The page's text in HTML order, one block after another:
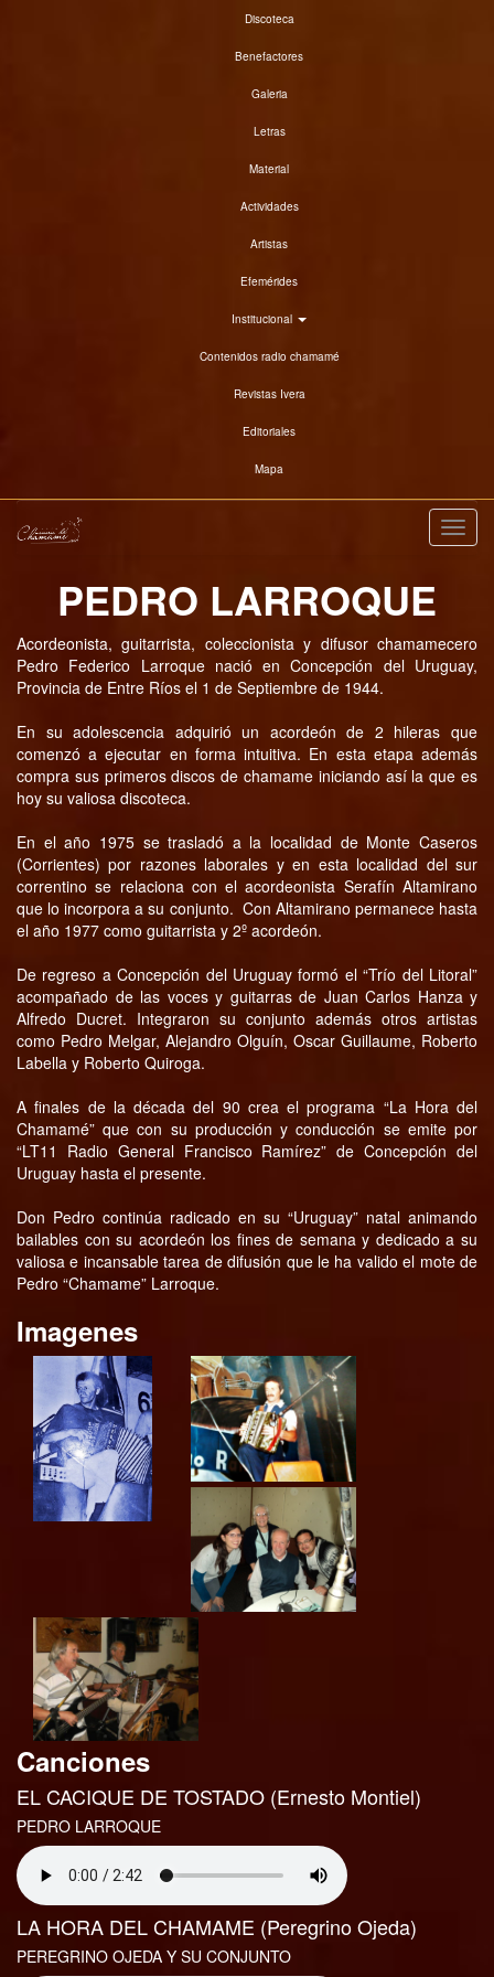
Discoteca
Benefactores
Galeria
Letras
Material
Actividades
Artistas
Efemérides
Institucional
Contenidos radio chamamé
Revistas Ivera
Editoriales
Mapa
PEDRO LARROQUE
Acordeonista, guitarrista, coleccionista y difusor chamamecero
Pedro Federico Larroque nació en Concepción del Uruguay,
Provincia de Entre Ríos el 1 de Septiembre de 1944.
En su adolescencia adquirió un acordeón de 2 hileras que
comenzó a ejecutar en forma intuitiva. En esta etapa además
compra sus primeros discos de chamame iniciando así la que es
hoy su valiosa discoteca.
En el año 1975 se trasladó a la localidad de Monte Caseros
(Corrientes) por razones laborales y en esta localidad del sur
correntino se relaciona con el acordeonista Serafín Altamirano
que lo incorpora a su conjunto. Con Altamirano permanece hasta
el año 1977 como guitarrista y 2º acordeón.
De regreso a Concepción del Uruguay formó el “Trío del Litoral”
acompañado de las voces y guitarras de Juan Carlos Hanza y
Alfredo Ducret. Integraron su conjunto además otros artistas
como Pedro Melgar, Alejandro Olguín, Oscar Guillaume, Roberto
Labella y Roberto Quiroga.
A finales de la década del 90 crea el programa “La Hora del
Chamamé” que con su producción y conducción se emite por
“LT11 Radio General Francisco Ramírez” de Concepción del
Uruguay hasta el presente.
Don Pedro continúa radicado en su “Uruguay” natal animando
bailables con su acordeón los fines de semana y dedicado a su
valiosa e incansable tarea de difusión que le ha valido el mote de
Pedro “Chamame” Larroque.
Imagenes
Canciones
EL CACIQUE DE TOSTADO (Ernesto Montiel)
PEDRO LARROQUE
LA HORA DEL CHAMAME (Peregrino Ojeda)
PEREGRINO OJEDA Y SU CONJUNTO